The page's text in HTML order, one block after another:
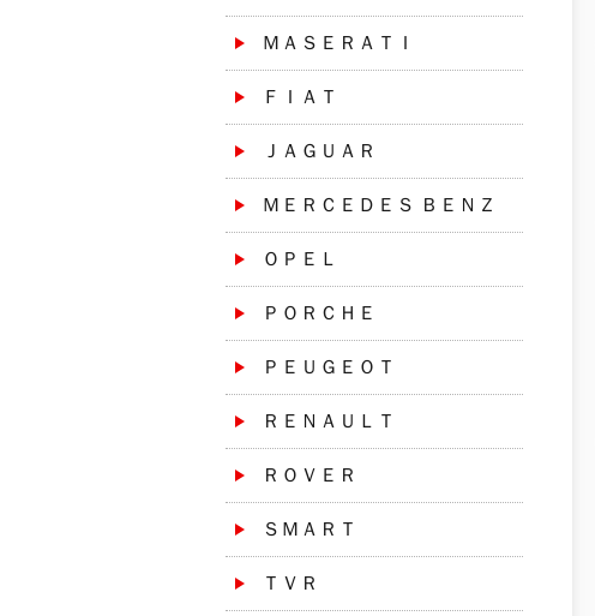
ＭＡＳＥＲＡＴＩ
ＦＩＡＴ
ＪＡＧＵＡＲ
ＭＥＲＣＥＤＥＳ ＢＥＮＺ
ＯＰＥＬ
ＰＯＲＣＨＥ
ＰＥＵＧＥＯＴ
ＲＥＮＡＵＬＴ
ＲＯＶＥＲ
ＳＭＡＲＴ
ＴＶＲ